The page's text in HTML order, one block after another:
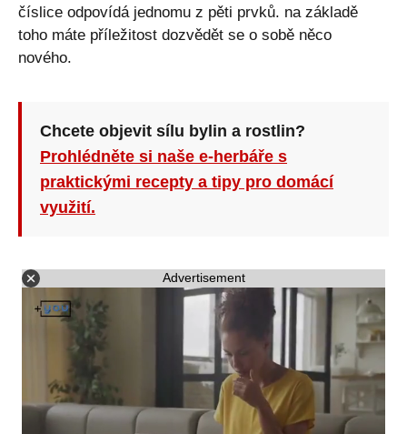
číslice odpovídá jednomu z pěti prvků. na základě
toho máte příležitost dozvědět se o sobě něco
nového.
Chcete objevit sílu bylin a rostlin?
Prohlédněte si naše e-herbáře s
praktickými recepty a tipy pro domácí
využití.
Advertisement